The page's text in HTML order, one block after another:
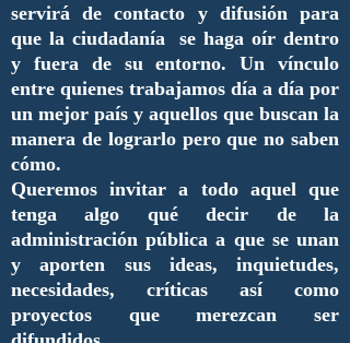
servirá de contacto y difusión para
que la ciudadanía se haga oír dentro
y fuera de su entorno. Un vínculo
entre quienes trabajamos día a día por
un mejor país y aquellos que buscan la
manera de lograrlo pero que no saben
cómo.
Queremos invitar a todo aquel que
tenga algo qué decir de la
administración pública a que se unan
y aporten sus ideas, inquietudes,
necesidades, críticas así como
proyectos que merezcan ser